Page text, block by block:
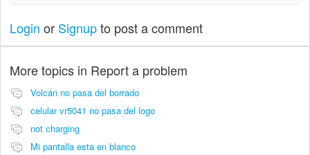
Login or Signupto post a comment
More topics in Report a problem
Volcán no pasa del borrado
celular vr5041 no pasa del logo
not charging
Mi pantalla esta en blanco